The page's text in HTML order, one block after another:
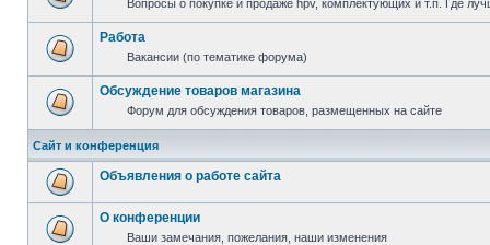
Вопросы о покупке и продаже hpv, комплектующих и т.п. Где
Работа
Вакансии (по тематике форума)
Обсуждение товаров магазина
Форум для обсуждения товаров, размещенных на сайте
Сайт и конференция
Объявления о работе сайта
О конференции
Ваши замечания, пожелания, наши изменения